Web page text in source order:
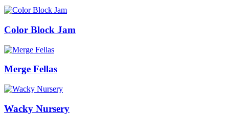
Color Block Jam
Merge Fellas
Wacky Nursery